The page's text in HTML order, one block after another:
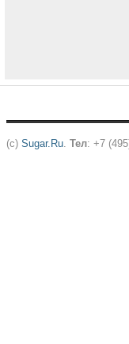
(c) Sugar.Ru. Тел: +7